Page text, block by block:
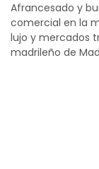
Afrancesado y
comercial en la
lujo y mercados
madrileño de